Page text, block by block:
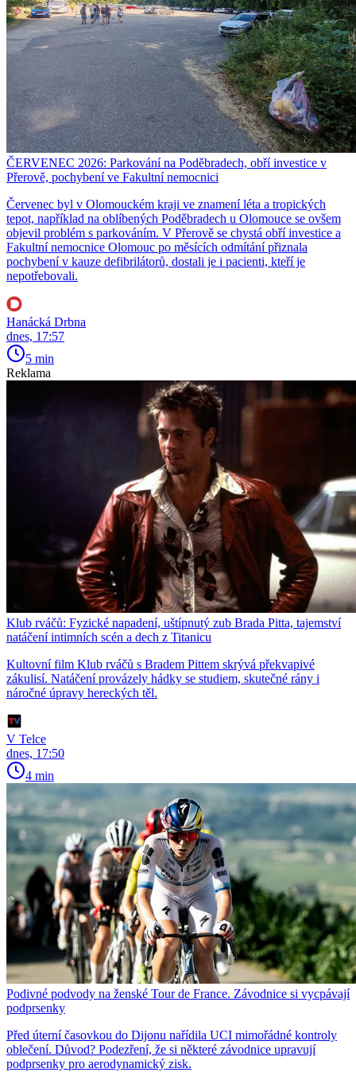
ČERVENEC 2026: Parkování na Poděbradech, obří investice v
Přerově, pochybení ve Fakultní nemocnici
Červenec byl v Olomouckém kraji ve znamení léta a tropických
tepot, například na oblíbených Poděbradech u Olomouce se ovšem
objevil problém s parkováním. V Přerově se chystá obří investice a
Fakultní nemocnice Olomouc po měsících odmítání přiznala
pochybení v kauze defibrilátorů, dostali je i pacienti, kteří je
nepotřebovali.
Hanácká Drbna
dnes, 17:57
5 min
Reklama
Klub rváčů: Fyzické napadení, uštípnutý zub Brada Pitta, tajemství
natáčení intimních scén a dech z Titanicu
Kultovní film Klub rváčů s Bradem Pittem skrývá překvapivé
zákulisí. Natáčení provázely hádky se studiem, skutečné rány i
náročné úpravy hereckých těl.
V Telce
dnes, 17:50
4 min
Podivné podvody na ženské Tour de France. Závodnice si vycpávají
podprsenky
Před úterní časovkou do Dijonu nařídila UCI mimořádné kontroly
oblečení. Důvod? Podezření, že si některé závodnice upravují
podprsenky pro aerodynamický zisk.